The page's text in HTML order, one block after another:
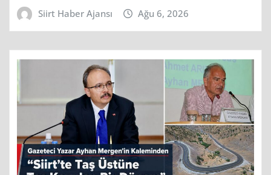
Siirt Haber Ajansı Ağu 6, 2026